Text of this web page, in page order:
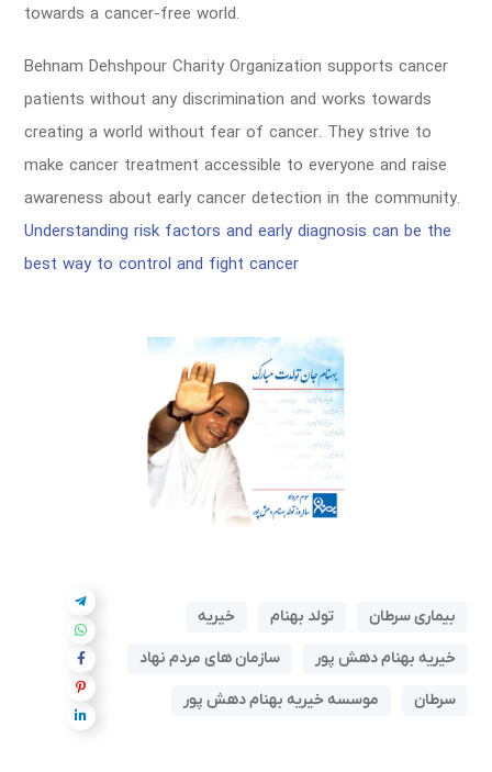
towards a cancer-free world.
Behnam Dehshpour Charity Organization supports cancer
patients without any discrimination and works towards
creating a world without fear of cancer. They strive to
make cancer treatment accessible to everyone and raise
awareness about early cancer detection in the community.
Understanding risk factors and early diagnosis can be the
best way to control and fight cancer
بیماری سرطان تولد بهنام
خیریه
خیریه بهنام دهش پور
سازمان های مردم نهاد
سرطان
موسسه خیریه بهنام دهش پور